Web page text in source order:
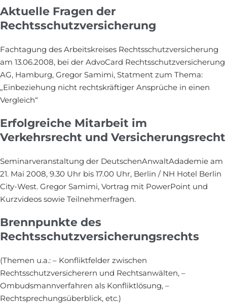
Aktuelle Fragen der
Rechtsschutzversicherung
Fachtagung des Arbeitskreises Rechtsschutzversicherung
am 13.06.2008, bei der AdvoCard Rechtsschutzversicherung
AG, Hamburg, Gregor Samimi, Statment zum Thema:
„Einbeziehung nicht rechtskräftiger Ansprüche in einen
Vergleich“
Erfolgreiche Mitarbeit im
Verkehrsrecht und Versicherungsrecht
Seminarveranstaltung der DeutschenAnwaltAdademie am
21. Mai 2008, 9.30 Uhr bis 17.00 Uhr, Berlin / NH Hotel Berlin
City-West. Gregor Samimi, Vortrag mit PowerPoint und
Kurzvideos sowie Teilnehmerfragen.
Brennpunkte des
Rechtsschutzversicherungsrechts
(Themen u.a.: – Konfliktfelder zwischen
Rechtsschutzversicherern und Rechtsanwälten, –
Ombudsmannverfahren als Konfliktlösung, –
Rechtsprechungsüberblick, etc.)